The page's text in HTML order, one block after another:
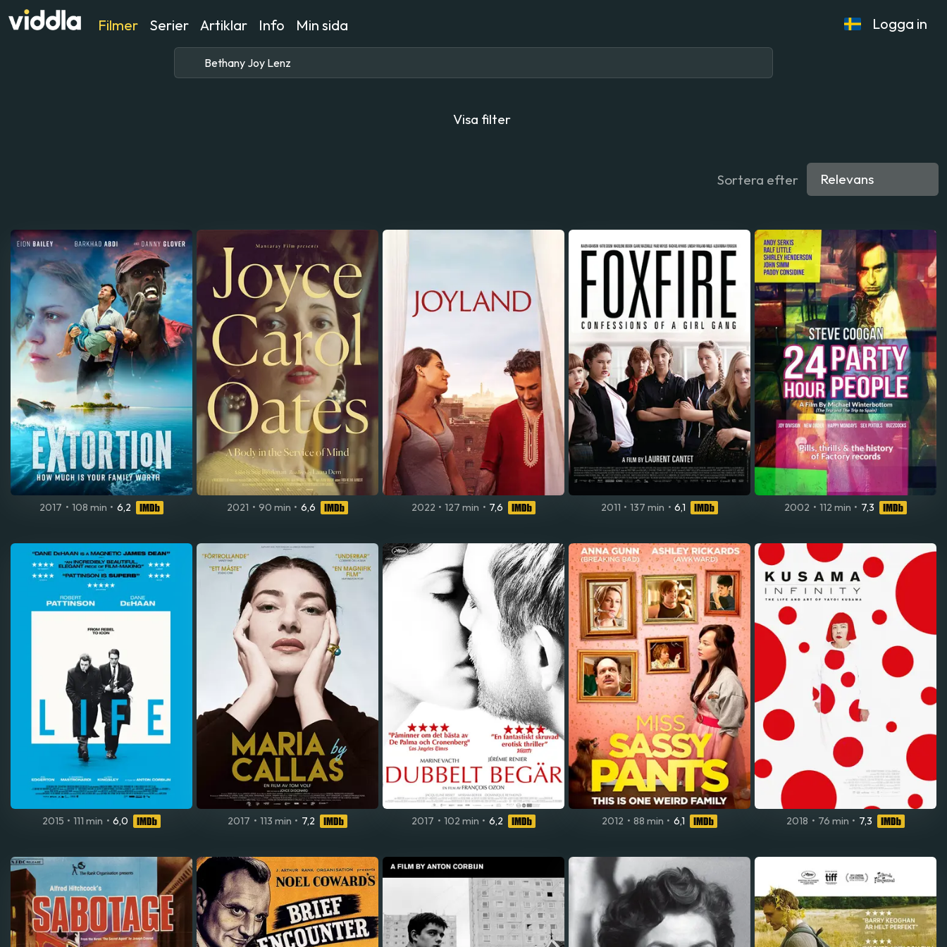
Filmer Serier Artiklar Info Min sida Logga in
Visa filter
Sortera efter
2017 • 108 min • 6,2 2021 • 90 min • 6,6 2022 • 127 min • 7,6 2011 • 137 min • 6,1 2002 • 112 min • 7,3
2015 • 111 min • 6,0 2017 • 113 min • 7,2 2017 • 102 min • 6,2 2012 • 88 min • 6,1 2018 • 76 min • 7,3